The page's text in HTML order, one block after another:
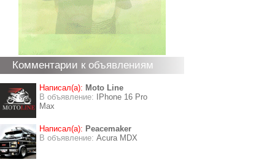
Комментарии к объявлениям
Написал(а): Moto Line
В объявление:
IPhone 16 Pro
Max
Написал(а): Peacemaker
В объявление: Acura MDX